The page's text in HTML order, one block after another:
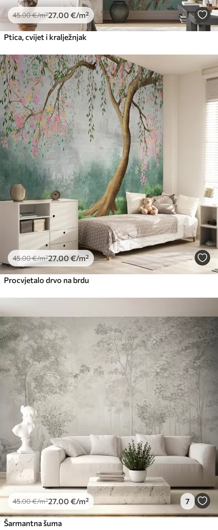
45.00€/m²27 .00 €/m²
Ptica, cvijet i kralježnjak
45.00€/m²27.00 €/m²
Procvjetalo drvo na brdu
45.00€/m²27 .00 €/m² 7
Šarmantna šuma